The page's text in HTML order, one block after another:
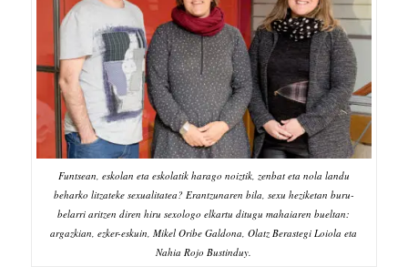
Funtsean, eskolan eta eskolatik harago noiztik, zenbat eta nola landu
beharko litzateke sexualitatea? Erantzunaren bila, sexu heziketan buru-
belarri aritzen diren hiru sexologo elkartu ditugu mahaiaren bueltan:
argazkian, ezker-eskuin, Mikel Oribe Galdona, Olatz Berastegi Loiola eta
Nahia Rojo Bustinduy.